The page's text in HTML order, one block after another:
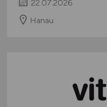
22.07.2026
Hanau